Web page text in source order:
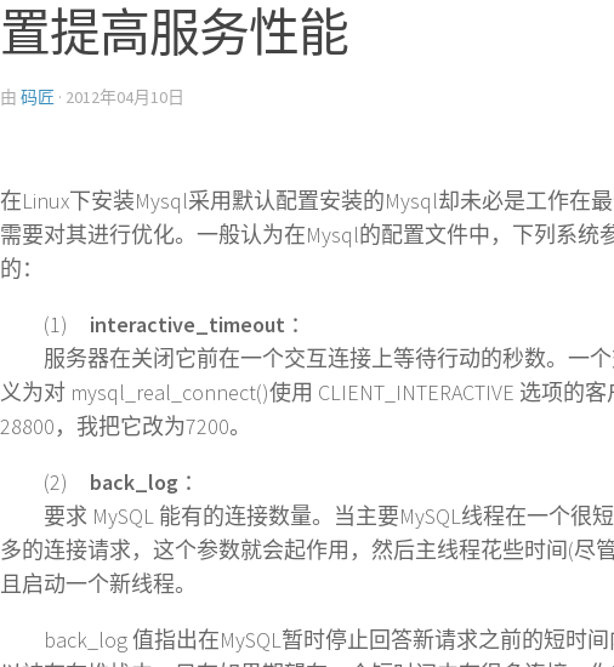
置提高服务性能
由 码匠 · 2012年04月10日
在Linux下安装Mysql采用默认配置安装的Mysql却未必是工作在
需要对其进行优化。一般认为在Mysql的配置文件中，下列系统
的：
(1) interactive_timeout ：
服务器在关闭它前在一个交互连接上等待行动的秒数。一个
义为对 mysql_real_connect()使用 CLIENT_INTERACTIVE 选项的
28800，我把它改为7200。
(2) back_log ：
要求 MySQL 能有的连接数量。当主要MySQL线程在一个很
多的连接请求，这个参数就会起作用，然后主线程花些时间(尽
且启动一个新线程。
back_log 值指出在MySQL暂时停止回答新请求之前的短时